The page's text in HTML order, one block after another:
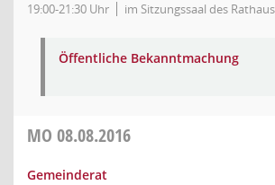
19:00-21:30 Uhr im Sitzungssaal des
Öffentliche Bekanntmachung
MO 08.08.2016
Gemeinderat